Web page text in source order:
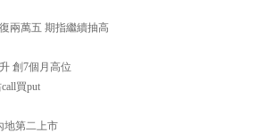
兩萬五 期指繼續抽高
創7個月高位
買put
地第二上市